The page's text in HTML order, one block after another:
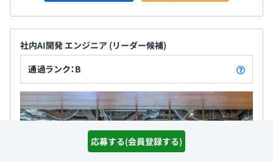
応募する(会員登録する)
社内AI開発 エンジニア (リーダー候補)
通過ランク：B